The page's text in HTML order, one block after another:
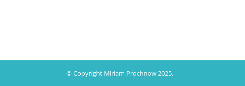
© Copyright Miriam Prochnow 2025.